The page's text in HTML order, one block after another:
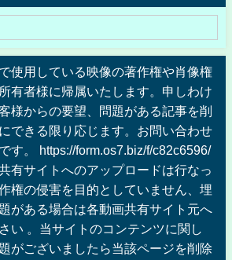
使用している映像の著作権や肖像権
有者様に帰属いたします。申しわけ
様からの要望、問題がある記事を削
できる限り応じます。お問い合わせ
す。 https://form.os7.biz/f/c82c6596/
有サイトへのアップロードは行なっ
権の侵害を目的としていません、埋
がある場合は各動画共有サイト元へ
い 。当サイトのコンテンツに関し
がございましたら当該ページを削除